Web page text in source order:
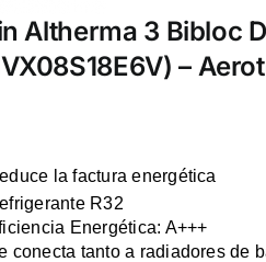
Altherma 3 Bibloc
–
la factura energética
R32
Energética: A+++
conecta tanto a radiadores de